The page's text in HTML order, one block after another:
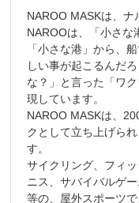
NAROO MASKは、ナ
NAROOは、「小さな
「小さな港」から、
しい事が起こるんだ
な？」と言った「ワ
現しています。
NAROO MASKは、
クとして立ち上げら
す。
サイクリング、フィ
ニス、サバイバルゲ
等の、屋外スポーツ